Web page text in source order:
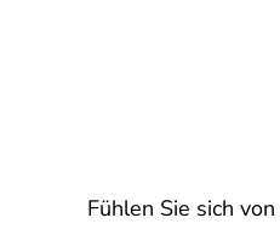
Fühlen Sie sich